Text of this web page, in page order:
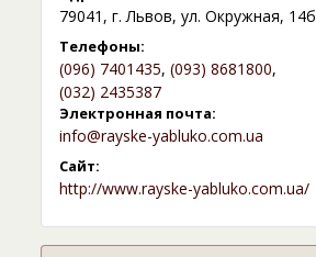
79041, г. Львов, ул. Окружная, 14б
Телефоны:
(096) 7401435, (093) 8681800,
(032) 2435387
Электронная почта:
info@rayske-yabluko.com.ua
Сайт:
http://www.rayske-yabluko.com.ua/